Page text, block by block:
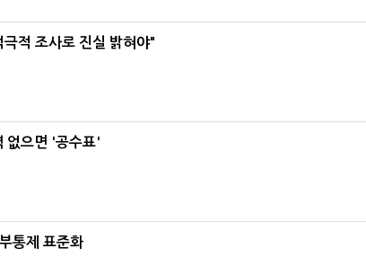
적 조사로 진실 밝혀야"
없으면 '공수표'
통제 표준화